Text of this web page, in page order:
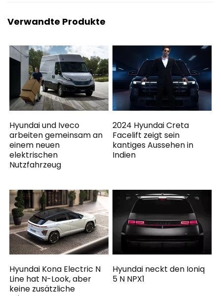
Verwandte Produkte
Hyundai und Iveco
arbeiten gemeinsam an
einem neuen
elektrischen
Nutzfahrzeug
2024 Hyundai Creta
Facelift zeigt sein
kantiges Aussehen in
Indien
Hyundai Kona Electric N
Line hat N-Look, aber
keine zusätzliche
Hyundai neckt den Ioniq
5 N NPX1